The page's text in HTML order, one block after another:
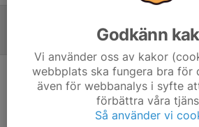
Inget referat
Godkänn
Vi använder oss av kakor
webbplats ska fungera bra för
även för webbanalys i syfte
förbättra våra
Så använder vi